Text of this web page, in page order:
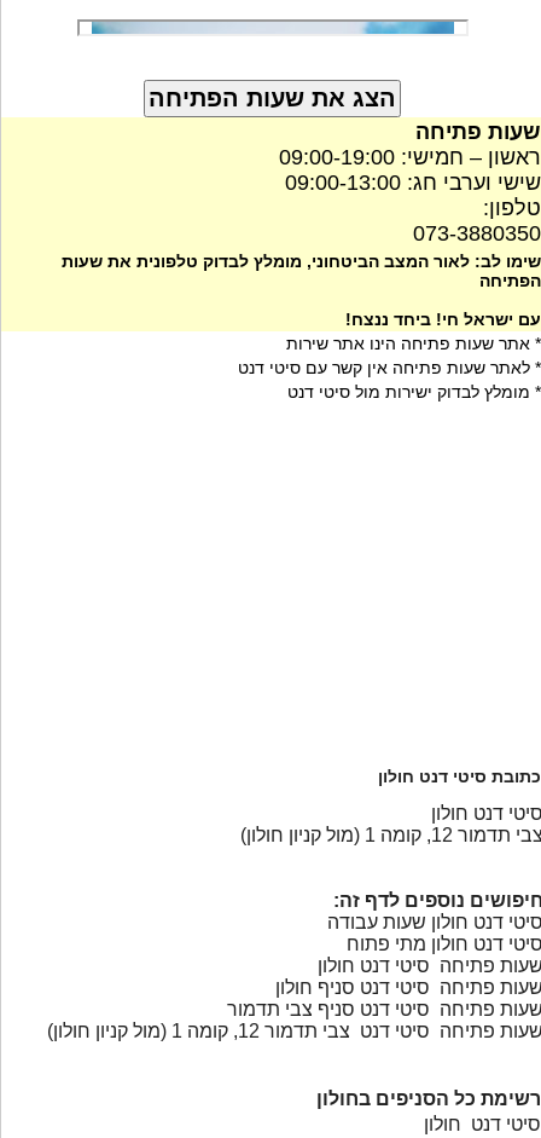
שעות פתיחה
ראשון – חמישי: 09:00-19:00
שישי וערבי חג: 09:00-13:00
טלפון:
073-3880350
שימו לב: לאור המצב הביטחוני, מומלץ לבדוק טלפונית את שעות
הפתיחה
עם ישראל חי! ביחד ננצח!
* אתר שעות פתיחה הינו אתר שירות
* לאתר שעות פתיחה אין קשר עם סיטי דנט
* מומלץ לבדוק ישירות מול סיטי דנט
כתובת סיטי דנט חולון
דנט חולון
תדמור 12, קומה 1 (מול קניון חולון)
נוספים לדף זה:
דנט חולון שעות עבודה
דנט חולון מתי פתוח
פתיחה סיטי דנט חולון
פתיחה סיטי דנט סניף חולון
פתיחה סיטי דנט סניף צבי תדמור
פתיחה סיטי דנט צבי תדמור 12, קומה 1 (מול קניון חולון)
רשימת כל הסניפים בחולון
סיטי דנט חולון